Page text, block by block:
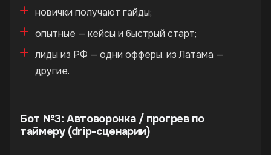
новички получают гайды;
опытные — кейсы и быстрый старт;
лиды из РФ — одни офферы, из Латама —
другие.
Бот №3: Автоворонка / прогрев по
таймеру (drip-сценарии)